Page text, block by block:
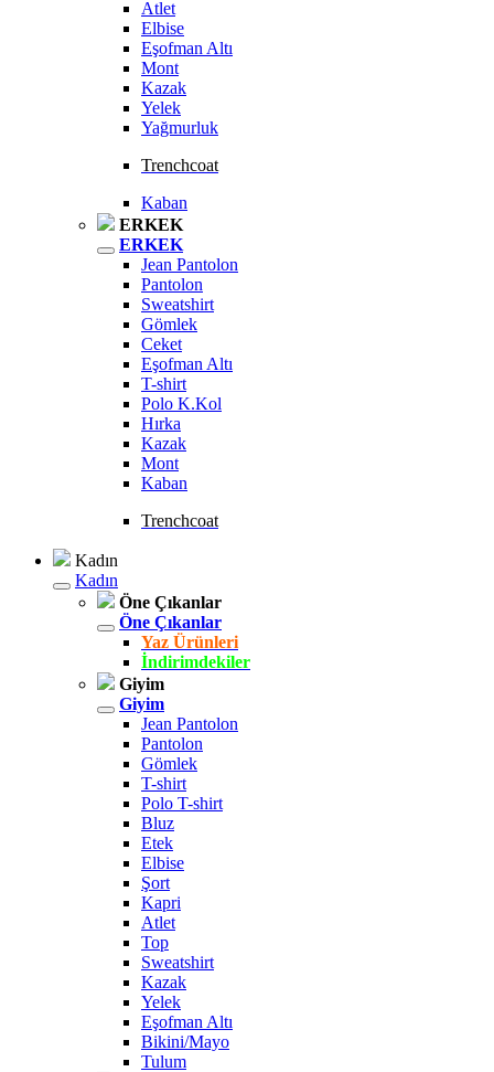
Atlet
Elbise
Eşofman Altı
Mont
Kazak
Yelek
Yağmurluk
Trenchcoat
Kaban
ERKEK
ERKEK
Jean Pantolon
Pantolon
Sweatshirt
Gömlek
Ceket
Eşofman Altı
T-shirt
Polo K.Kol
Hırka
Kazak
Mont
Kaban
Trenchcoat
Kadın
Kadın
Öne Çıkanlar
Öne Çıkanlar
Yaz Ürünleri
İndirimdekiler
Giyim
Giyim
Jean Pantolon
Pantolon
Gömlek
T-shirt
Polo T-shirt
Bluz
Etek
Elbise
Şort
Kapri
Atlet
Top
Sweatshirt
Kazak
Yelek
Eşofman Altı
Bikini/Mayo
Tulum